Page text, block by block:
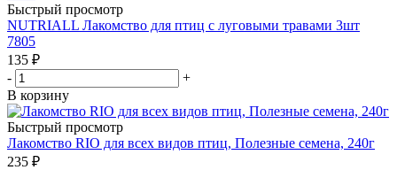
Быстрый просмотр
NUTRIALL Лакомство для птиц с луговыми травами 3шт
7805
135 ₽
-
+
В корзину
Быстрый просмотр
Лакомство RIO для всех видов птиц, Полезные семена, 240г
235 ₽